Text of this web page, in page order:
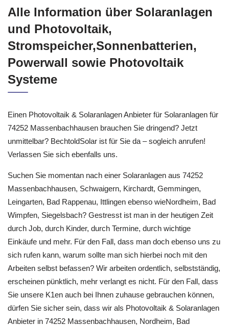
Alle Information über Solaranlagen
und Photovoltaik,
Stromspeicher,Sonnenbatterien,
Powerwall sowie Photovoltaik
Systeme
Einen Photovoltaik & Solaranlagen Anbieter für Solaranlagen für
74252 Massenbachhausen brauchen Sie dringend? Jetzt
unmittelbar? BechtoldSolar ist für Sie da – sogleich anrufen!
Verlassen Sie sich ebenfalls uns.
Suchen Sie momentan nach einer Solaranlagen aus 74252
Massenbachhausen, Schwaigern, Kirchardt, Gemmingen,
Leingarten, Bad Rappenau, Ittlingen ebenso wieNordheim, Bad
Wimpfen, Siegelsbach? Gestresst ist man in der heutigen Zeit
durch Job, durch Kinder, durch Termine, durch wichtige
Einkäufe und mehr. Für den Fall, dass man doch ebenso uns zu
sich rufen kann, warum sollte man sich hierbei noch mit den
Arbeiten selbst befassen? Wir arbeiten ordentlich, selbstständig,
erscheinen pünktlich, mehr verlangt es nicht. Für den Fall, dass
Sie unsere K1en auch bei Ihnen zuhause gebrauchen können,
dürfen Sie sicher sein, dass wir als Photovoltaik & Solaranlagen
Anbieter in 74252 Massenbachhausen, Nordheim, Bad